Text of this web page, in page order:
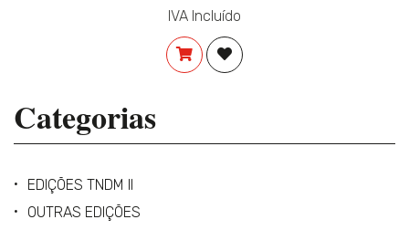
IVA Incluído
COMPRARADICIONAR À LISTA DE
Categorias
EDIÇÕES TNDM II
OUTRAS EDIÇÕES